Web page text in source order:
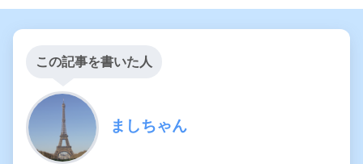
この記事を書いた人
ましちゃん